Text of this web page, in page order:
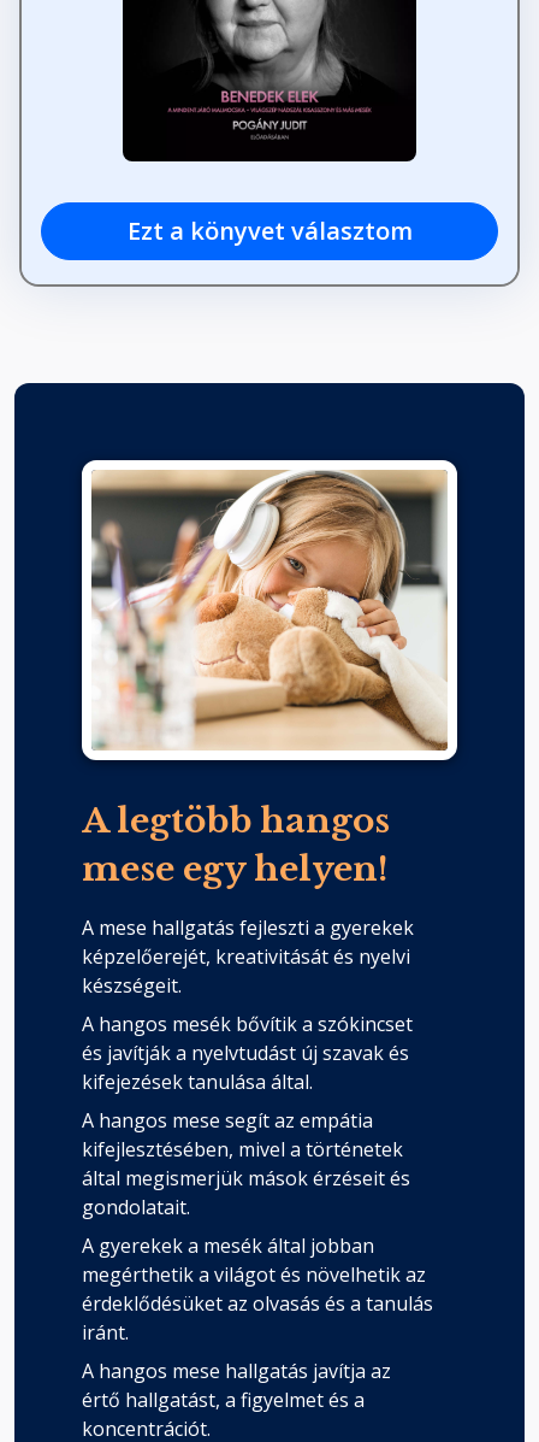
Ezt a könyvet választom
A legtöbb hangos
mese egy helyen!
A mese hallgatás fejleszti a gyerekek
képzelőerejét, kreativitását és nyelvi
készségeit.
A hangos mesék bővítik a szókincset
és javítják a nyelvtudást új szavak és
kifejezések tanulása által.
A hangos mese segít az empátia
kifejlesztésében, mivel a történetek
által megismerjük mások érzéseit és
gondolatait.
A gyerekek a mesék által jobban
megérthetik a világot és növelhetik az
érdeklődésüket az olvasás és a tanulás
iránt.
A hangos mese hallgatás javítja az
értő hallgatást, a figyelmet és a
koncentrációt.